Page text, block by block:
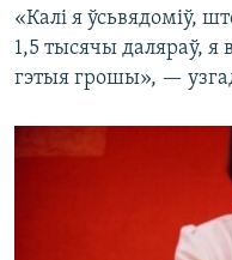
«Калі я ўсьвядоміў,
1,5 тысячы даляраў,
гэтыя грошы», —